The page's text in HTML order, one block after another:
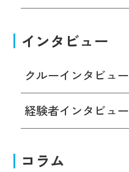
インタビュー
クルーインタビュー
経験者インタビュー
コラム